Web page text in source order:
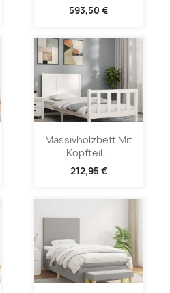
593,50 €
Massivholzbett Mit
Kopfteil...
212,95 €